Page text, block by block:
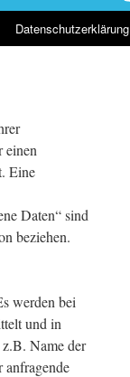
Datenschutzerklärung
einen
Eine
Daten“ sind
beziehen.
werden bei
und in
Name der
anfragende